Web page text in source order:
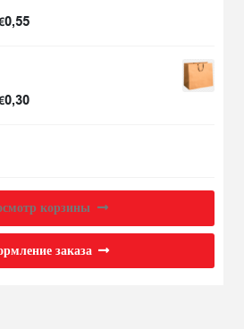
0,55
0,30
корзины
заказа